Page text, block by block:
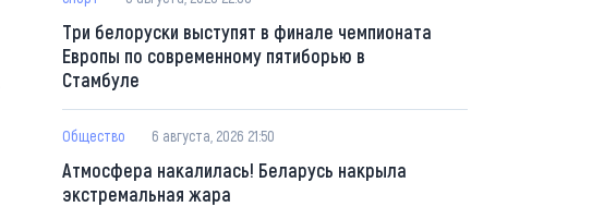
Три белоруски выступят в финале чемпионата
Европы по современному пятиборью в
Стамбуле
Общество 6 августа, 2026 21:50
Атмосфера накалилась! Беларусь накрыла
экстремальная жара